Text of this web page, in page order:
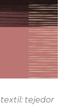
tejedor